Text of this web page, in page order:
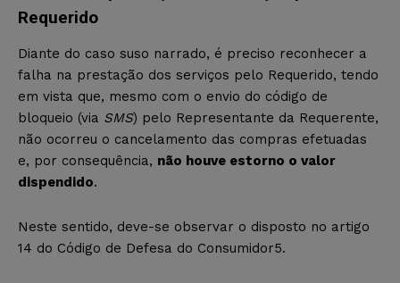
Requerido
Diante do caso suso narrado, é preciso reconhecer a
falha na prestação dos serviços pelo Requerido, tendo
em vista que, mesmo com o envio do código de
bloqueio (via SMS) pelo Representante da Requerente,
não ocorreu o cancelamento das compras efetuadas
e, por consequência, não houve estorno o valor
dispendido.
Neste sentido, deve-se observar o disposto no artigo
14 do Código de Defesa do Consumidor5.